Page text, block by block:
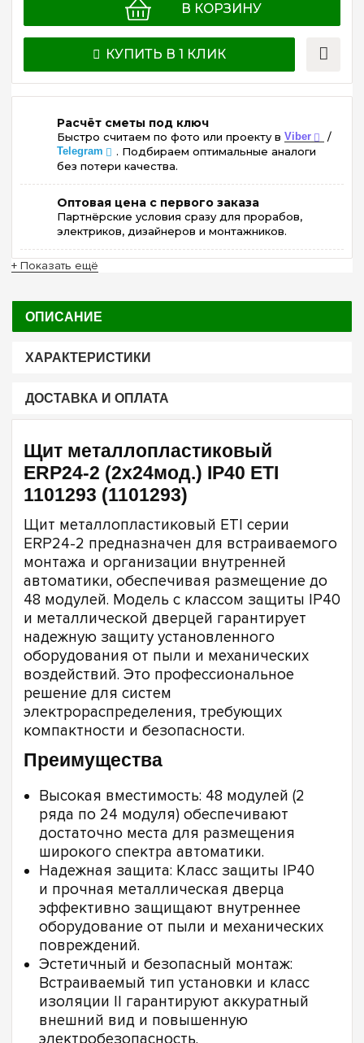
В КОРЗИНУ
КУПИТЬ В 1 КЛИК
Расчёт сметы под ключ
Быстро считаем по фото или проекту в Viber /
Telegram
. Подбираем оптимальные аналоги
без потери качества.
Оптовая цена с первого заказа
Партнёрские условия сразу для прорабов,
электриков, дизайнеров и монтажников.
+ Показать ещё
ОПИСАНИЕ
ХАРАКТЕРИСТИКИ
ДОСТАВКА И ОПЛАТА
Щит металлопластиковый
ERP24-2 (2х24мод.) IP40 ETI
1101293 (1101293)
Щит металлопластиковый ETI серии
ERP24-2 предназначен для встраиваемого
монтажа и организации внутренней
автоматики, обеспечивая размещение до
48 модулей. Модель с классом защиты IP40
и металлической дверцей гарантирует
надежную защиту установленного
оборудования от пыли и механических
воздействий. Это профессиональное
решение для систем
электрораспределения, требующих
компактности и безопасности.
Преимущества
Высокая вместимость: 48 модулей (2
ряда по 24 модуля) обеспечивают
достаточно места для размещения
широкого спектра автоматики.
Надежная защита: Класс защиты IP40
и прочная металлическая дверца
эффективно защищают внутреннее
оборудование от пыли и механических
повреждений.
Эстетичный и безопасный монтаж:
Встраиваемый тип установки и класс
изоляции II гарантируют аккуратный
внешний вид и повышенную